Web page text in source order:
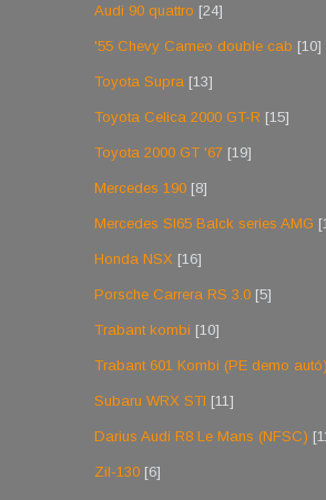
Audi 90 quattro [24]
'55 Chevy Cameo double cab [10]
Toyota Supra [13]
Toyota Celica 2000 GT-R [15]
Toyota 2000 GT '67 [19]
Mercedes 190 [8]
Mercedes Sl65 Balck series AMG
Honda NSX [16]
Porsche Carrera RS 3.0 [5]
Trabant kombi [10]
Trabant 601 Kombi (PE demo autó)
Subaru WRX STI [11]
Darius Audi R8 Le Mans (NFSC)
Zil-130 [6]